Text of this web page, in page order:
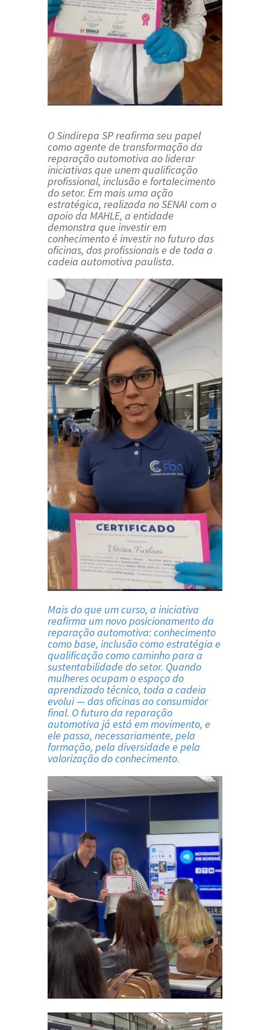
O Sindirepa SP reafirma seu papel
como agente de transformação da
reparação automotiva ao liderar
iniciativas que unem qualificação
profissional, inclusão e fortalecimento
do setor. Em mais uma ação
estratégica, realizada no SENAI com o
apoio da MAHLE, a entidade
demonstra que investir em
conhecimento é investir no futuro das
oficinas, dos profissionais e de toda a
cadeia automotiva paulista.
Mais do que um curso, a iniciativa
reafirma um novo posicionamento da
reparação automotiva: conhecimento
como base, inclusão como estratégia e
qualificação como caminho para a
sustentabilidade do setor. Quando
mulheres ocupam o espaço do
aprendizado técnico, toda a cadeia
evolui — das oficinas ao consumidor
final. O futuro da reparação
automotiva já está em movimento, e
ele passa, necessariamente, pela
formação, pela diversidade e pela
valorização do conhecimento.